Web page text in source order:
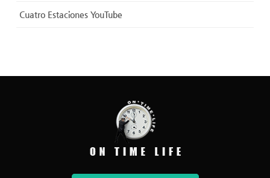
Cuatro Estaciones YouTube